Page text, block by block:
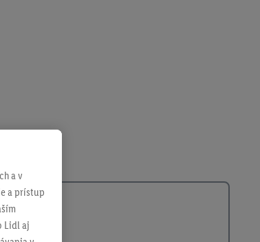
a v
a prístup
Lidl aj